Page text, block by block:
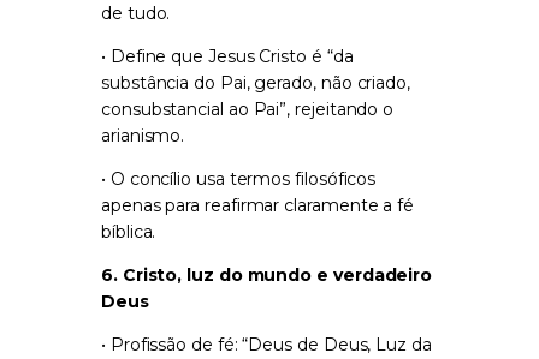
de tudo.
• Define que Jesus Cristo é “da
substância do Pai, gerado, não criado,
consubstancial ao Pai”, rejeitando o
arianismo.
• O concílio usa termos filosóficos
apenas para reafirmar claramente a fé
bíblica.
6. Cristo, luz do mundo e verdadeiro
Deus
• Profissão de fé:“Deus de Deus, Luz da